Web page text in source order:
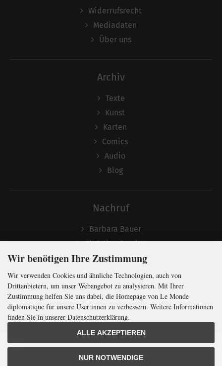
mit der weltweitgrößten
Widerrufsrecht
Mediadaten
Über uns
Archiv
Texte
Kunst
Karten
Comics
Audio
Blog
Nachruf
Barbara Bauer
Christian Semler
Folgen
Wir benötigen Ihre Zustimmung
Wir verwenden Cookies und ähnliche Technologien, auch von
Drittanbietern, um unser Webangebot zu analysieren. Mit Ihrer
Zustimmung helfen Sie uns dabei, die Homepage von Le Monde
diplomatique für unsere User:innen zu verbessern. Weitere Informationen
finden Sie in unserer Datenschutzerklärung.
ALLE AKZEPTIEREN
NUR NOTWENDIGE